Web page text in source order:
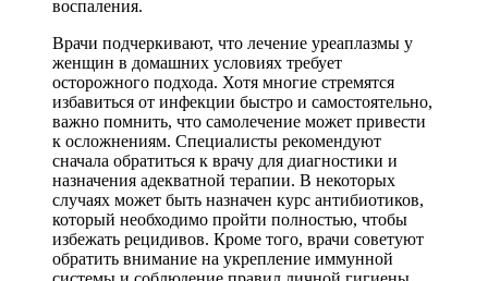
воспаления.
Врачи подчеркивают, что лечение уреаплазмы у
женщин в домашних условиях требует
осторожного подхода. Хотя многие стремятся
избавиться от инфекции быстро и самостоятельно,
важно помнить, что самолечение может привести
к осложнениям. Специалисты рекомендуют
сначала обратиться к врачу для диагностики и
назначения адекватной терапии. В некоторых
случаях может быть назначен курс антибиотиков,
который необходимо пройти полностью, чтобы
избежать рецидивов. Кроме того, врачи советуют
обратить внимание на укрепление иммунной